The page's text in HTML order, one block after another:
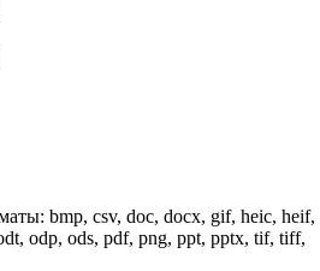
bmp, csv, doc, docx, gif, heic, heif,
odp, ods, pdf, png, ppt, pptx, tif, tiff,